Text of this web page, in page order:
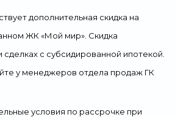
дополнительная скидка на
ЖК «Мой мир». Скидка
с субсидированной ипотекой.
у менеджеров отдела продаж ГК
условия по рассрочке при